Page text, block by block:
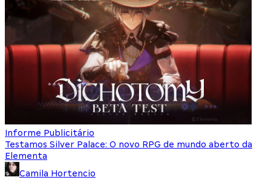
Informe Publicitário
Testamos Silver Palace: O novo RPG de mundo aberto da
Elementa
Camila Hortencio